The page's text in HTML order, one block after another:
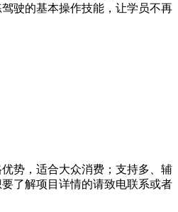
驶的基本操作技能，让学员不再
势，适合大众消费；支持多、辅
了解项目详情的请致电联系或者